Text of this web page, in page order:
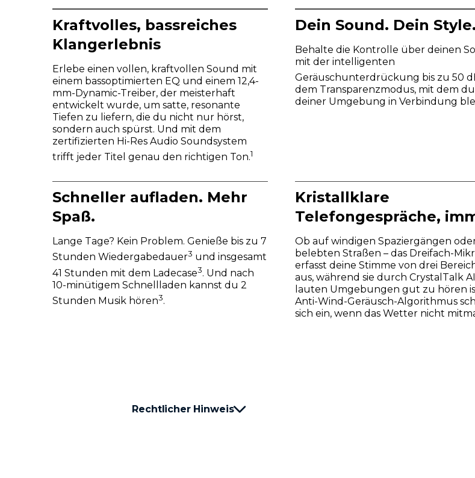
Kraftvolles, bassreiches
Klangerlebnis
Erlebe einen vollen, kraftvollen Sound mit
einem bassoptimierten EQ und einem 12,4-
mm-Dynamic-Treiber, der meisterhaft
entwickelt wurde, um satte, resonante
Tiefen zu liefern, die du nicht nur hörst,
sondern auch spürst. Und mit dem
zertifizierten Hi-Res Audio Soundsystem
trifft jeder Titel genau den richtigen Ton.1
Dein Sound. Dein Style.
Behalte die Kontrolle über deinen
mit der intelligenten
Geräuschunterdrückung bis zu 50
dem Transparenzmodus, mit dem
deiner Umgebung in Verbindung
Schneller aufladen. Mehr
Spaß.
Lange Tage? Kein Problem. Genieße bis zu 7
Stunden Wiedergabedauer3 und insgesamt
41 Stunden mit dem Ladecase3. Und nach
10-minütigem Schnellladen kannst du 2
Stunden Musik hören3.
Kristallklare
Telefongespräche,
Ob auf windigen Spaziergängen
belebten Straßen – das Dreifach-
erfasst deine Stimme von drei
aus, während sie durch CrystalTalk
lauten Umgebungen gut zu hören
Anti-Wind-Geräusch-Algorithmus
sich ein, wenn das Wetter nicht
Rechtlicher Hinweis